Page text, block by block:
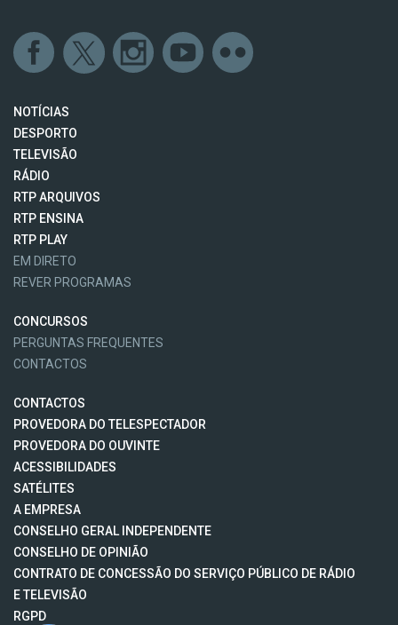
NOTÍCIAS
DESPORTO
TELEVISÃO
RÁDIO
RTP ARQUIVOS
RTP ENSINA
RTP PLAY
EM DIRETO
REVER PROGRAMAS
CONCURSOS
PERGUNTAS FREQUENTES
CONTACTOS
CONTACTOS
PROVEDORA DO TELESPECTADOR
PROVEDORA DO OUVINTE
ACESSIBILIDADES
SATÉLITES
A EMPRESA
CONSELHO GERAL INDEPENDENTE
CONSELHO DE OPINIÃO
CONTRATO DE CONCESSÃO DO SERVIÇO PÚBLICO DE RÁDIO
E TELEVISÃO
RGPD